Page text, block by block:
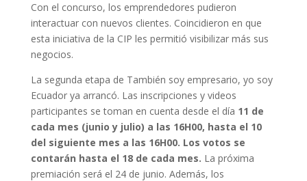
Con el concurso, los emprendedores pudieron
interactuar con nuevos clientes. Coincidieron en que
esta iniciativa de la CIP les permitió visibilizar más sus
negocios.
La segunda etapa de También soy empresario, yo soy
Ecuador ya arrancó. Las inscripciones y videos
participantes se toman en cuenta desde el día 11 de
cada mes (junio y julio) a las 16H00, hasta el 10
del siguiente mes a las 16H00. Los votos se
contarán hasta el 18 de cada mes. La próxima
premiación será el 24 de junio. Además, los